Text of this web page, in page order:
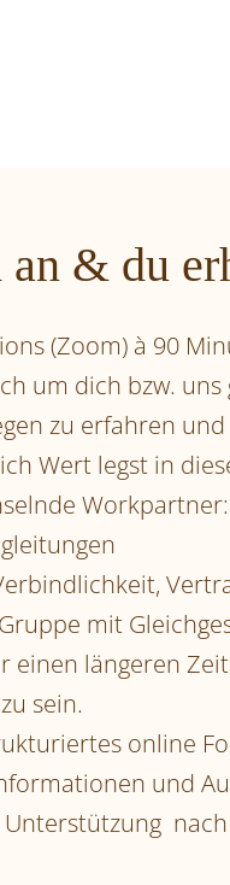
& du
(Zoom) à 90
um dich bzw.
zu erfahren
Wert legst in
mit
einen längeren
sein.
online
und